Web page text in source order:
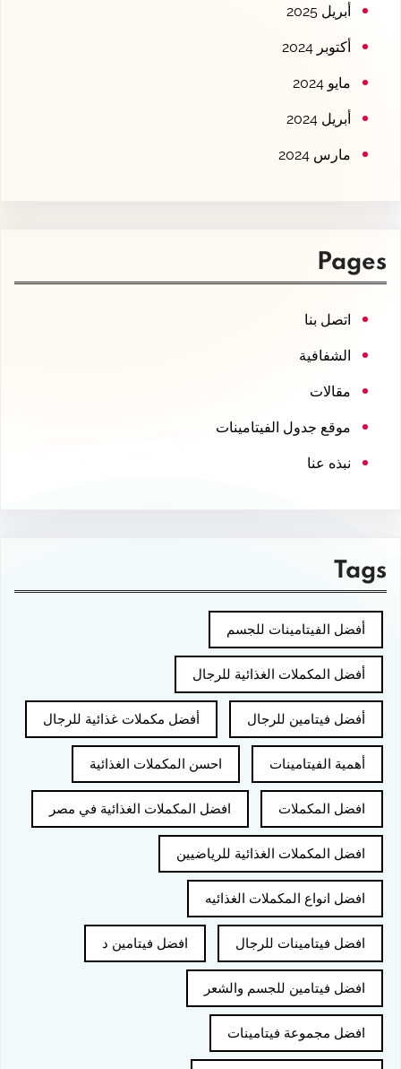
أبريل 2025
أكتوبر 2024
مايو 2024
أبريل 2024
مارس 2024
Pages
اتصل بنا
الشفافية
مقالات
موقع جدول الفيتامينات
نبذه عنا
Tags
أفضل الفيتامينات للجسم
أفضل المكملات الغذائية للرجال
أفضل فيتامين للرجال أفضل مكملات غذائية للرجال
أهمية الفيتامينات احسن المكملات الغذائية
افضل المكملات افضل المكملات الغذائية في مصر
افضل المكملات الغذائية للرياضيين
افضل انواع المكملات الغذائيه
افضل فيتامينات للرجال افضل فيتامين د
افضل فيتامين للجسم والشعر
افضل مجموعة فيتامينات